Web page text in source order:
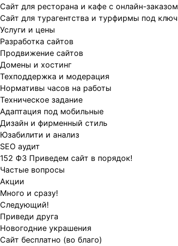
Сайт для ресторана и кафе с онлайн-заказом
Сайт для турагентства и турфирмы под ключ
Услуги и цены
Разработка сайтов
Продвижение сайтов
Домены и хостинг
Техподдержка и модерация
Нормативы часов на работы
Техническое задание
Адаптация под мобильные
Дизайн и фирменный стиль
Юзабилити и анализ
SEO аудит
152 ФЗ Приведем сайт в порядок!
Частые вопросы
Акции
Много и сразу!
Следующий!
Приведи друга
Новогодние украшения
Сайт бесплатно (во благо)